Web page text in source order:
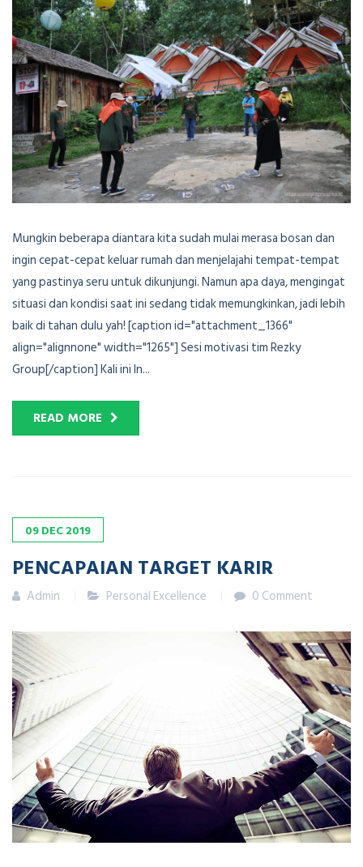
Mungkin beberapa diantara kita sudah mulai merasa bosan dan
ingin cepat-cepat keluar rumah dan menjelajahi tempat-tempat
yang pastinya seru untuk dikunjungi. Namun apa daya, mengingat
situasi dan kondisi saat ini sedang tidak memungkinkan, jadi lebih
baik di tahan dulu yah! [caption id="attachment_1366"
align="alignnone" width="1265"] Sesi motivasi tim Rezky
Group[/caption] Kali ini In...
READ MORE
09DEC2019
PENCAPAIAN TARGET KARIR
Admin Personal Excellence 0 Comment